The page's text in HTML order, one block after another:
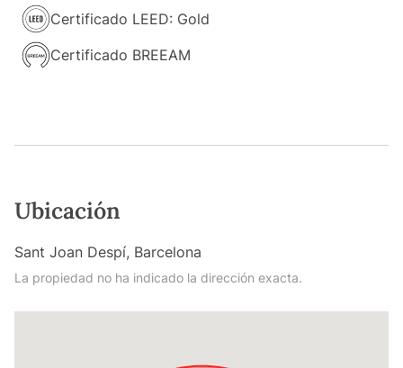
Certificado LEED: Gold
Certificado BREEAM
Ubicación
Sant Joan Despí, Barcelona
La propiedad no ha indicado la dirección exacta.